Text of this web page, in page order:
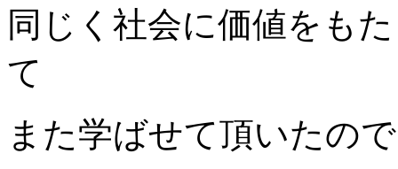
同じく社会に価値をも
て
また学ばせて頂いたの